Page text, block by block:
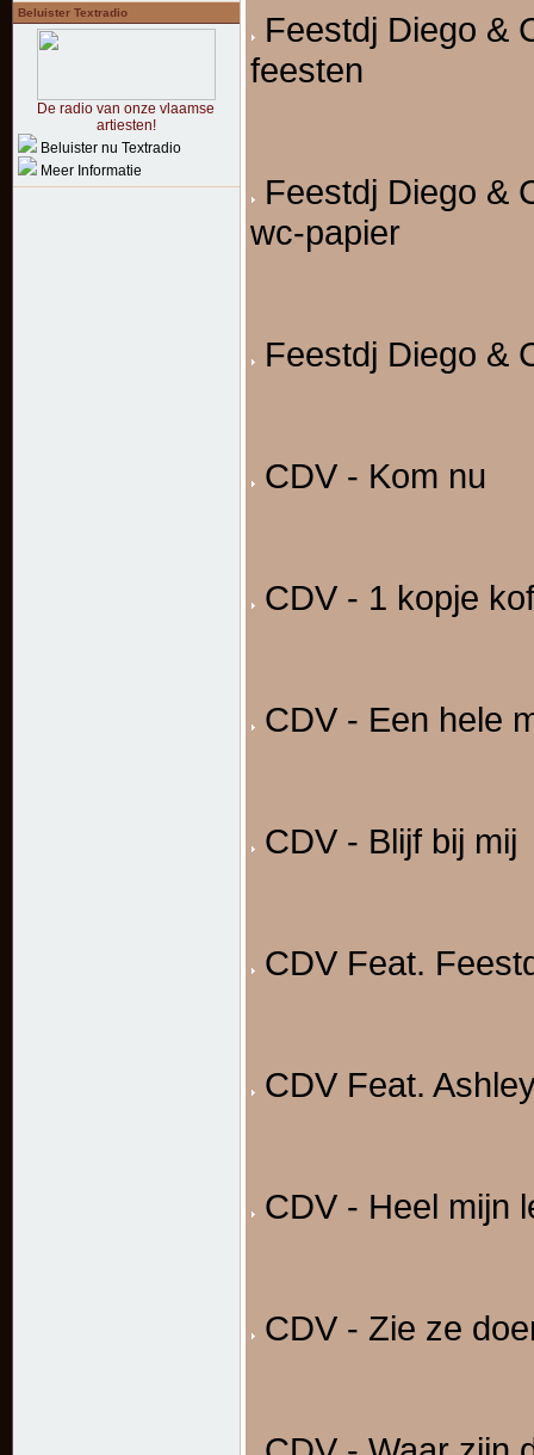
Beluister Textradio
De radio van onze vlaamse
artiesten!
Beluister nu Textradio
Meer Informatie
Feestdj Diego &
feesten
Feestdj Diego &
wc-papier
Feestdj Diego &
CDV - Kom nu
CDV - 1 kopje
CDV - Een hele
CDV - Blijf bij mij
CDV Feat.
CDV Feat.
CDV - Heel mijn
CDV - Zie ze